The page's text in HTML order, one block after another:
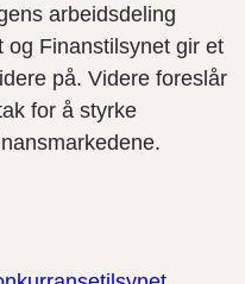
arbeidsdeling
og Finanstilsynet gir et
på. Videre foreslår
for å styrke